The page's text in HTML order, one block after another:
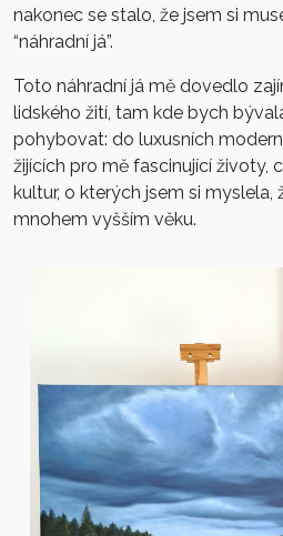
nakonec se stalo, že jsem si
“náhradní já”.
Toto náhradní já mě dovedlo
lidského žití, tam kde bych
pohybovat: do luxusních
žijících pro mě fascinující životy,
kultur, o kterých jsem si myslela,
mnohem vyšším věku.